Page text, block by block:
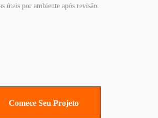
úteis por ambiente após revisão.
Comece Seu Projeto